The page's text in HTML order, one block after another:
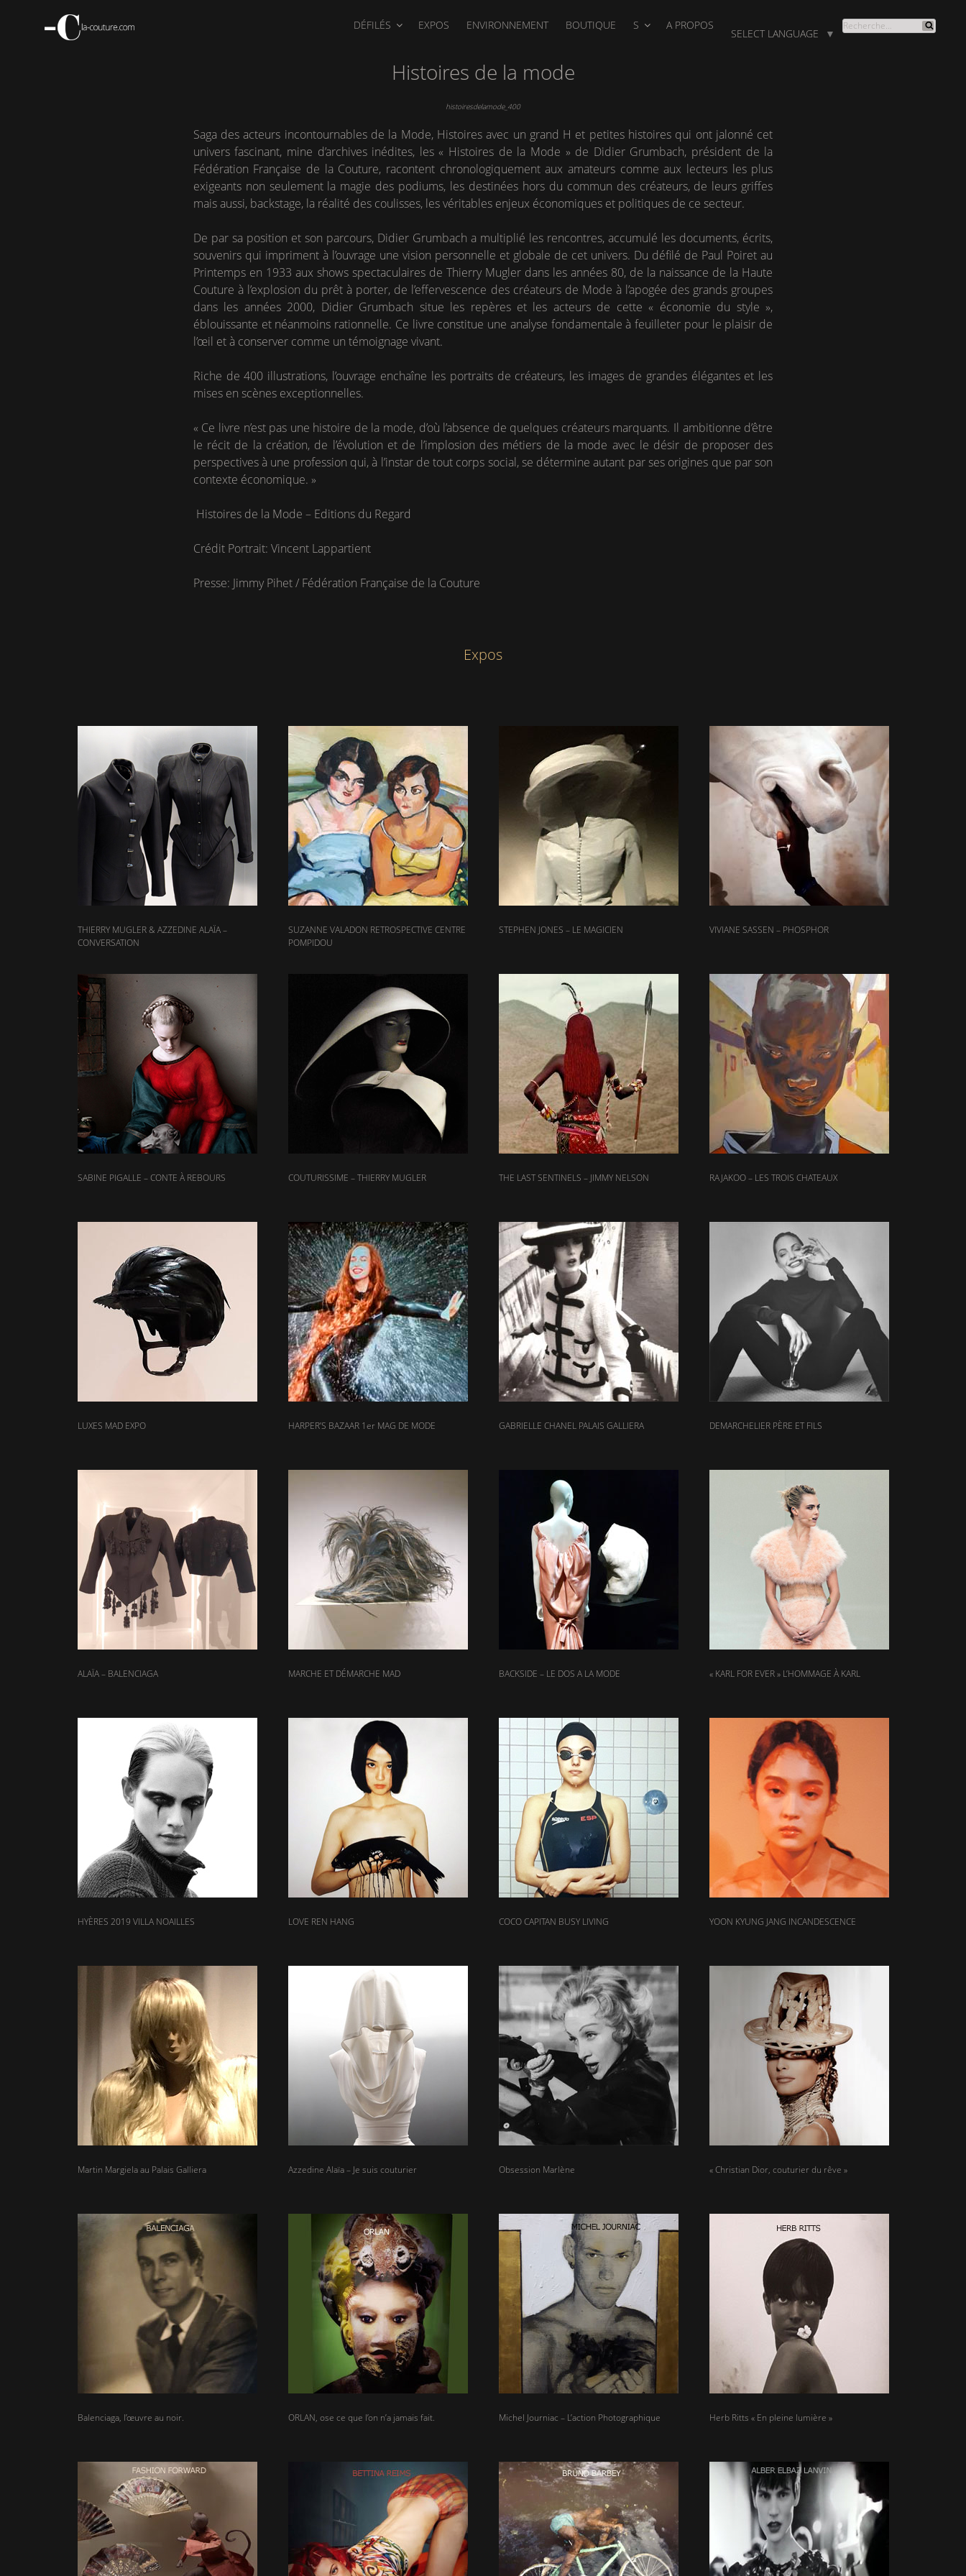
DÉFILÉS EXPOS ENVIRONNEMENT BOUTIQUE S A PROPOS
SELECT LANGUAGE ▼
RECHERCHE
Recherche
Histoires de la mode
histoiresdelamode_400
Saga des acteurs incontournables de la Mode, Histoires avec un grand H et petites histoires qui ont jalonné cet
univers fascinant, mine d’archives inédites, les « Histoires de la Mode » de Didier Grumbach, président de la
Fédération Française de la Couture, racontent chronologiquement aux amateurs comme aux lecteurs les plus
exigeants non seulement la magie des podiums, les destinées hors du commun des créateurs, de leurs griffes
mais aussi, backstage, la réalité des coulisses, les véritables enjeux économiques et politiques de ce secteur.
De par sa position et son parcours, Didier Grumbach a multiplié les rencontres, accumulé les documents, écrits,
souvenirs qui impriment à l’ouvrage une vision personnelle et globale de cet univers. Du défilé de Paul Poiret au
Printemps en 1933 aux shows spectaculaires de Thierry Mugler dans les années 80, de la naissance de la Haute
Couture à l’explosion du prêt à porter, de l’effervescence des créateurs de Mode à l’apogée des grands groupes
dans les années 2000, Didier Grumbach situe les repères et les acteurs de cette « économie du style »,
éblouissante et néanmoins rationnelle. Ce livre constitue une analyse fondamentale à feuilleter pour le plaisir de
l’œil et à conserver comme un témoignage vivant.
Riche de 400 illustrations, l’ouvrage enchaîne les portraits de créateurs, les images de grandes élégantes et les
mises en scènes exceptionnelles.
« Ce livre n’est pas une histoire de la mode, d’où l’absence de quelques créateurs marquants. Il ambitionne d’être
le récit de la création, de l’évolution et de l’implosion des métiers de la mode avec le désir de proposer des
perspectives à une profession qui, à l’instar de tout corps social, se détermine autant par ses origines que par son
contexte économique. »
Histoires de la Mode – Editions du Regard
Crédit Portrait: Vincent Lappartient
Presse: Jimmy Pihet / Fédération Française de la Couture
Expos
THIERRY MUGLER & AZZEDINE ALAÏA –
CONVERSATION
SUZANNE VALADON RETROSPECTIVE CENTRE
POMPIDOU
STEPHEN JONES – LE MAGICIEN VIVIANE SASSEN – PHOSPHOR
SABINE PIGALLE – CONTE À REBOURS COUTURISSIME – THIERRY MUGLER THE LAST SENTINELS – JIMMY NELSON RAJAKOO – LES TROIS CHATEAUX
LUXES MAD EXPO HARPER’S BAZAAR 1er MAG DE MODE GABRIELLE CHANEL PALAIS GALLIERA DEMARCHELIER PÈRE ET FILS
ALAÏA – BALENCIAGA MARCHE ET DÉMARCHE MAD BACKSIDE – LE DOS A LA MODE « KARL FOR EVER » L’HOMMAGE À KARL
HYÈRES 2019 VILLA NOAILLES LOVE REN HANG COCO CAPITAN BUSY LIVING YOON KYUNG JANG INCANDESCENCE
Martin Margiela au Palais Galliera Azzedine Alaïa – Je suis couturier Obsession Marlène « Christian Dior, couturier du rêve »
Balenciaga, l’œuvre au noir. ORLAN, ose ce que l’on n’a jamais fait. Michel Journiac – L’action Photographique Herb Ritts « En pleine lumière »